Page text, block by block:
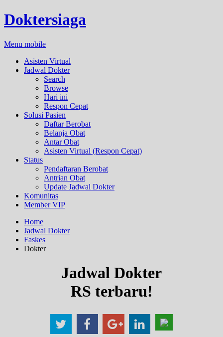
Doktersiaga
Menu mobile
Asisten Virtual
Jadwal Dokter
Search
Browse
Hari ini
Respon Cepat
Solusi Pasien
Daftar Berobat
Belanja Obat
Antar Obat
Asisten Virtual (Respon Cepat)
Status
Pendaftaran Berobat
Antrian Obat
Update Jadwal Dokter
Komunitas
Member VIP
Home
Jadwal Dokter
Faskes
Dokter
Jadwal Dokter
RS terbaru!